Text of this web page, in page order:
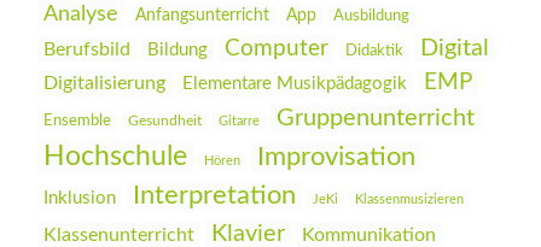
Analyse Anfangsunterricht App Ausbildung
Berufsbild Bildung Computer Didaktik Digital
Digitalisierung Elementare Musikpädagogik EMP
Ensemble Gesundheit Gitarre Gruppenunterricht
Hochschule Hören Improvisation
Inklusion Interpretation JeKi Klassenmusizieren
Klassenunterricht Klavier Kommunikation